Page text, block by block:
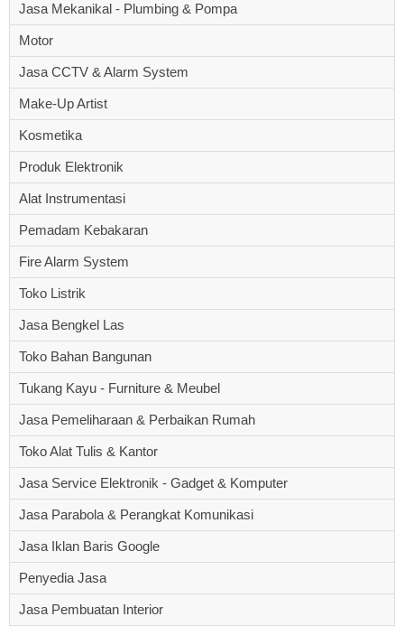
Jasa Mekanikal - Plumbing & Pompa
Motor
Jasa CCTV & Alarm System
Make-Up Artist
Kosmetika
Produk Elektronik
Alat Instrumentasi
Pemadam Kebakaran
Fire Alarm System
Toko Listrik
Jasa Bengkel Las
Toko Bahan Bangunan
Tukang Kayu - Furniture & Meubel
Jasa Pemeliharaan & Perbaikan Rumah
Toko Alat Tulis & Kantor
Jasa Service Elektronik - Gadget & Komputer
Jasa Parabola & Perangkat Komunikasi
Jasa Iklan Baris Google
Penyedia Jasa
Jasa Pembuatan Interior